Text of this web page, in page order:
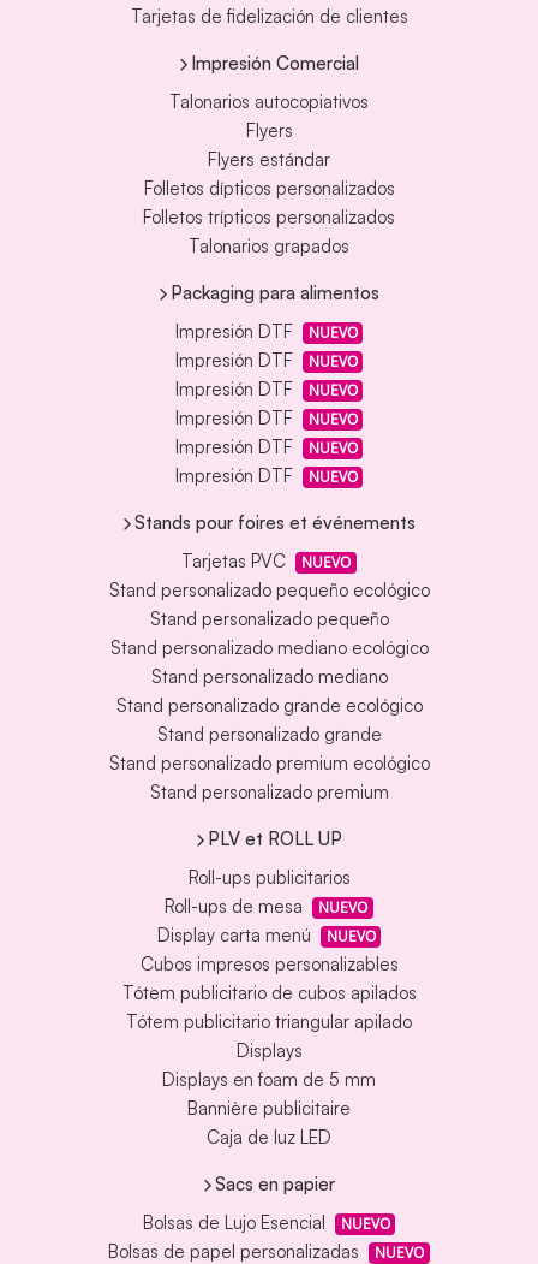
Tarjetas de fidelización de clientes
Impresión Comercial
Talonarios autocopiativos
Flyers
Flyers estándar
Folletos dípticos personalizados
Folletos trípticos personalizados
Talonarios grapados
Packaging para alimentos
Impresión DTF
NUEVO
Impresión DTF NUEVO
Impresión DTF NUEVO
Impresión DTF NUEVO
Impresión DTF NUEVO
Impresión DTF NUEVO
Stands pour foires et événements
Tarjetas PVC
NUEVO
Stand personalizado pequeño ecológico
Stand personalizado pequeño
Stand personalizado mediano ecológico
Stand personalizado mediano
Stand personalizado grande ecológico
Stand personalizado grande
Stand personalizado premium ecológico
Stand personalizado premium
PLV et ROLL UP
Roll-ups publicitarios
Roll-ups de mesa
NUEVO
Display carta menú NUEVO
Cubos impresos personalizables
Tótem publicitario de cubos apilados
Tótem publicitario triangular apilado
Displays
Displays en foam de 5 mm
Bannière publicitaire
Caja de luz LED
Sacs en papier
Bolsas de Lujo Esencial
NUEVO
Bolsas de papel personalizadas NUEVO